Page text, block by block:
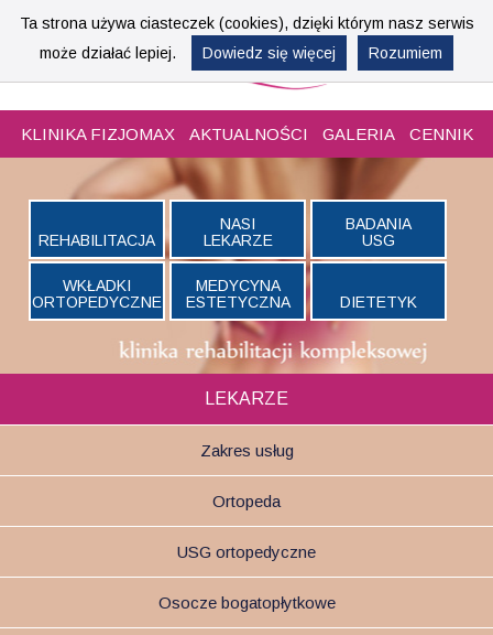
KLINIKA FIZJOMAX AKTUALNOŚCI GALERIA CENNIK
REHABILITACJA
NASI
LEKARZE
BADANIA
USG
WKŁADKI
ORTOPEDYCZNE
MEDYCYNA
ESTETYCZNA
DIETETYK
LEKARZE
Zakres usług
Ortopeda
USG ortopedyczne
Osocze bogatopłytkowe
Ta strona używa ciasteczek (cookies), dzięki którym nasz serwis
może działać lepiej.
Dowiedz się więcej Rozumiem